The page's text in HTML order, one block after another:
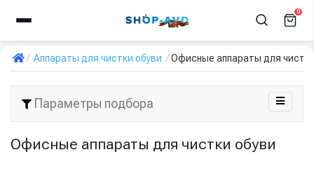
0
Аппараты для чистки обуви Офисные аппараты для
Параметры подбора
Офисные аппараты для чистки обуви